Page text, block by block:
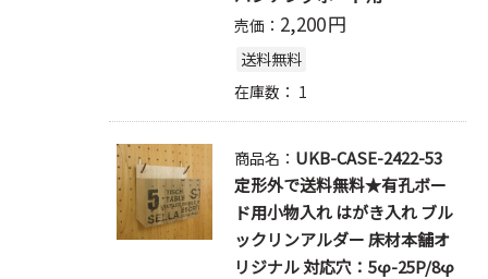
売価： 2,200円
送料無料
在庫数： 1
商品名： UKB-CASE-2422-53
定形外で送料無料★有孔ボー
ド用小物入れ はがき入れ ブル
ックリンアルダー 床材本舗オ
リジナル 対応穴：5φ-25P/8φ